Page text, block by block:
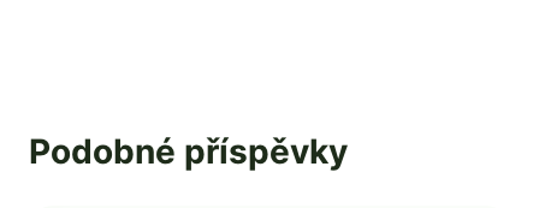
Podobné příspěvky